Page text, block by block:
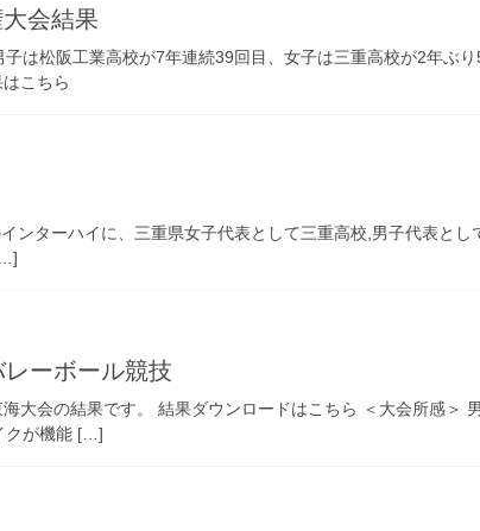
会結果
は松阪工業高校が7年連続39回目、女子は三重高校が2年ぶ
こちら
ンターハイに、三重県女子代表として三重高校,男子代表と
ーボール競技
大会の結果です。 結果ダウンロードはこちら ＜大会所感
クが機能 […]